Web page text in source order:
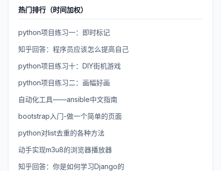
热门排行（时间加权）
python项目练习一：即时标记
知乎回答：程序员应该怎么提高自己
python项目练习十：DIY街机游戏
python项目练习二：画幅好画
自动化工具——ansible中文指南
bootstrap入门-做一个简单的页面
python对list去重的各种方法
动手实现m3u8的浏览器播放器
知乎回答：你是如何学习Django的